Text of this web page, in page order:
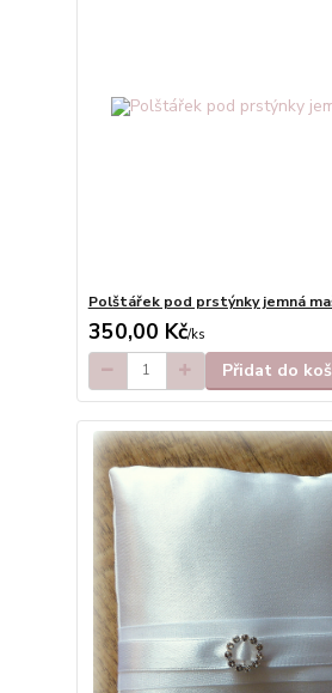
Polštářek pod prstýnky jemná
350,00 Kč/ks
Přidat do